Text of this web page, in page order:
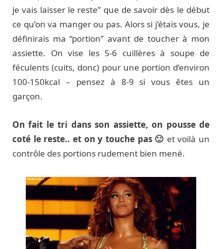
je vais laisser le reste” que de savoir dès le début
ce qu’on va manger ou pas. Alors si j’étais vous, je
définirais ma “portion” avant de toucher à mon
assiette. On vise les 5-6 cuillères à soupe de
féculents (cuits, donc) pour une portion d’environ
100-150kcal – pensez à 8-9 si vous êtes un
garçon.
On fait le tri dans son assiette, on pousse de
coté le reste.. et on y touche pas 🙂 et voilà un
contrôle des portions rudement bien mené.